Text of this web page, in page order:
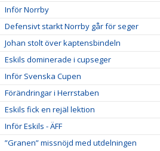
Inför Norrby
Defensivt starkt Norrby går för seger
Johan stolt över kaptensbindeln
Eskils dominerade i cupseger
Inför Svenska Cupen
Förändringar i Herrstaben
Eskils fick en rejäl lektion
Inför Eskils - ÄFF
”Granen” missnöjd med utdelningen